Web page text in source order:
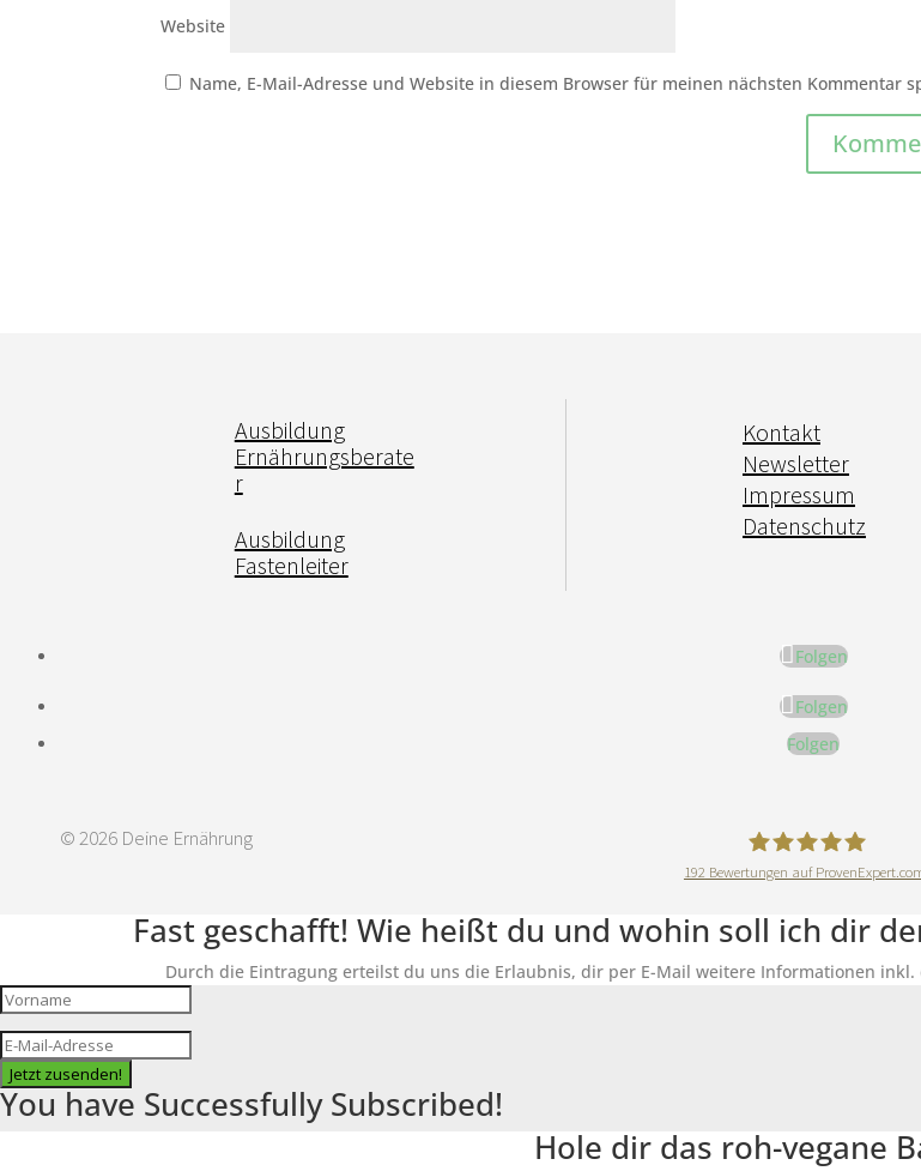
Website
Name, E-Mail-Adresse und Website in diesem Browser für meinen nächsten Kommentar
Ausbildung
Ernährungsberate
r
Ausbildung
Fastenleiter
Kontakt
Newsletter
Impressum
Datenschutz
Folgen
Folgen
Folgen
© 2026 Deine Ernährung
192 Bewertungen auf
Fast geschafft! Wie heißt du und wohin soll ich dir
Durch die Eintragung erteilst du uns die Erlaubnis, dir per E-Mail weitere Informationen
Jetzt zusenden!
You have Successfully Subscribed!
Hole dir das roh-vegane